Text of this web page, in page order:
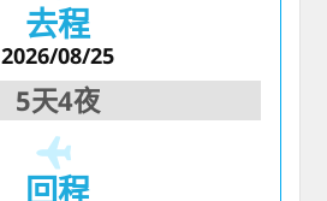
去程
2026/08/25
5天4夜
回程